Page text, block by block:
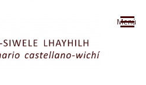
Menú